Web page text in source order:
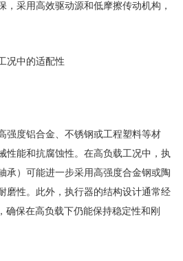
，采用高效驱动源和低摩擦传动机构，
况中的适配性
强度铝合金、不锈钢或工程塑料等材
性能和抗腐蚀性。在高负载工况中，执
承）可能进一步采用高强度合金钢或陶
磨性。此外，执行器的结构设计通常经
确保在高负载下仍能保持稳定性和刚